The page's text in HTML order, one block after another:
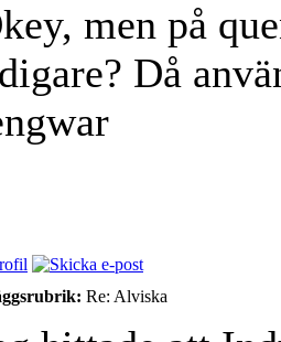
men på
Då
Re: Alviska